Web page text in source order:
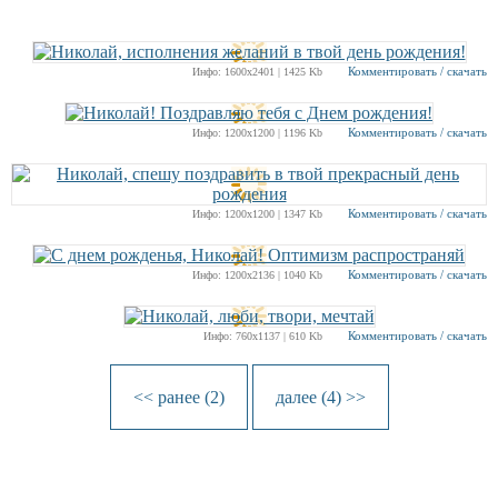
Инфо: 1600х2401 | 1425 Kb Комментировать / скачать
Инфо: 1200х1200 | 1196 Kb Комментировать / скачать
Инфо: 1200х1200 | 1347 Kb Комментировать / скачать
Инфо: 1200х2136 | 1040 Kb Комментировать / скачать
Инфо: 760х1137 | 610 Kb Комментировать / скачать
<< ранее (2) далее (4) >>